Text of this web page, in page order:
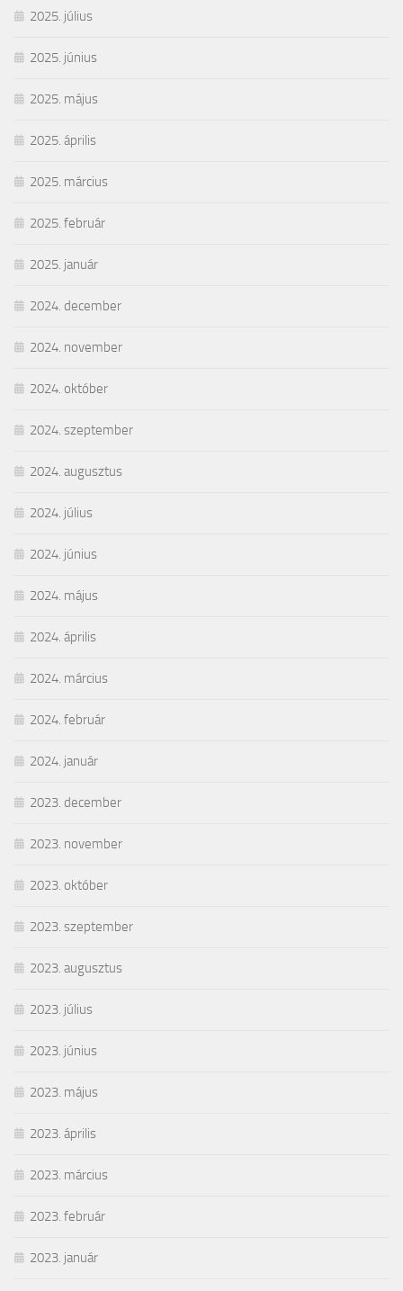
2025. július
2025. június
2025. május
2025. április
2025. március
2025. február
2025. január
2024. december
2024. november
2024. október
2024. szeptember
2024. augusztus
2024. július
2024. június
2024. május
2024. április
2024. március
2024. február
2024. január
2023. december
2023. november
2023. október
2023. szeptember
2023. augusztus
2023. július
2023. június
2023. május
2023. április
2023. március
2023. február
2023. január